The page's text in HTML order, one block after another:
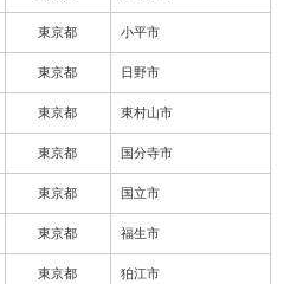
東京都 小平市
東京都 日野市
東京都 東村山市
東京都 国分寺市
東京都 国立市
東京都 福生市
東京都 狛江市